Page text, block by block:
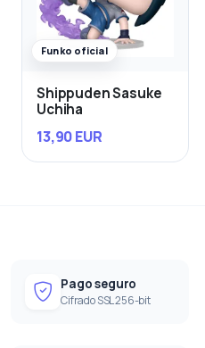
Funko oficial
Shippuden Sasuke
Uchiha
13,90 EUR
Pago seguro
Cifrado SSL 256-bit